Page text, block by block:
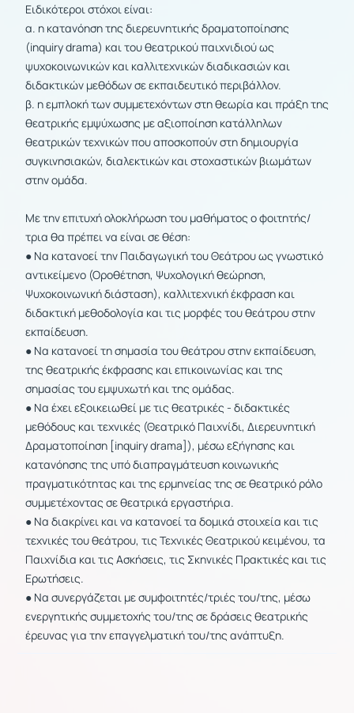
Ειδικότεροι στόχοι είναι:
α. η κατανόηση της διερευνητικής δραματοποίησης
(inquiry drama) και του θεατρικού παιχνιδιού ως
ψυχοκοινωνικών και καλλιτεχνικών διαδικασιών και
διδακτικών μεθόδων σε εκπαιδευτικό περιβάλλον.
β. η εμπλοκή των συμμετεχόντων στη θεωρία και πράξη της
θεατρικής εμψύχωσης με αξιοποίηση κατάλληλων
θεατρικών τεχνικών που αποσκοπούν στη δημιουργία
συγκινησιακών, διαλεκτικών και στοχαστικών βιωμάτων
στην ομάδα.
Με την επιτυχή ολοκλήρωση του μαθήματος ο φοιτητής/
τρια θα πρέπει να είναι σε θέση:
● Να κατανοεί την Παιδαγωγική του Θεάτρου ως γνωστικό
αντικείμενο (Οροθέτηση, Ψυχολογική θεώρηση,
Ψυχοκοινωνική διάσταση), καλλιτεχνική έκφραση και
διδακτική μεθοδολογία και τις μορφές του θεάτρου στην
εκπαίδευση.
● Να κατανοεί τη σημασία του θεάτρου στην εκπαίδευση,
της θεατρικής έκφρασης και επικοινωνίας και της
σημασίας του εμψυχωτή και της ομάδας.
● Να έχει εξοικειωθεί με τις θεατρικές - διδακτικές
μεθόδους και τεχνικές (Θεατρικό Παιχνίδι, Διερευνητική
Δραματοποίηση [inquiry drama]), μέσω εξήγησης και
κατανόησης της υπό διαπραγμάτευση κοινωνικής
πραγματικότητας και της ερμηνείας της σε θεατρικό ρόλο
συμμετέχοντας σε θεατρικά εργαστήρια.
● Να διακρίνει και να κατανοεί τα δομικά στοιχεία και τις
τεχνικές του θεάτρου, τις Τεχνικές Θεατρικού κειμένου, τα
Παιχνίδια και τις Ασκήσεις, τις Σκηνικές Πρακτικές και τις
Ερωτήσεις.
● Να συνεργάζεται με συμφοιτητές/τριές του/της, μέσω
ενεργητικής συμμετοχής του/της σε δράσεις θεατρικής
έρευνας για την επαγγελματική του/της ανάπτυξη.